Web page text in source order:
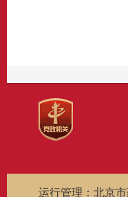
运行管理：北京